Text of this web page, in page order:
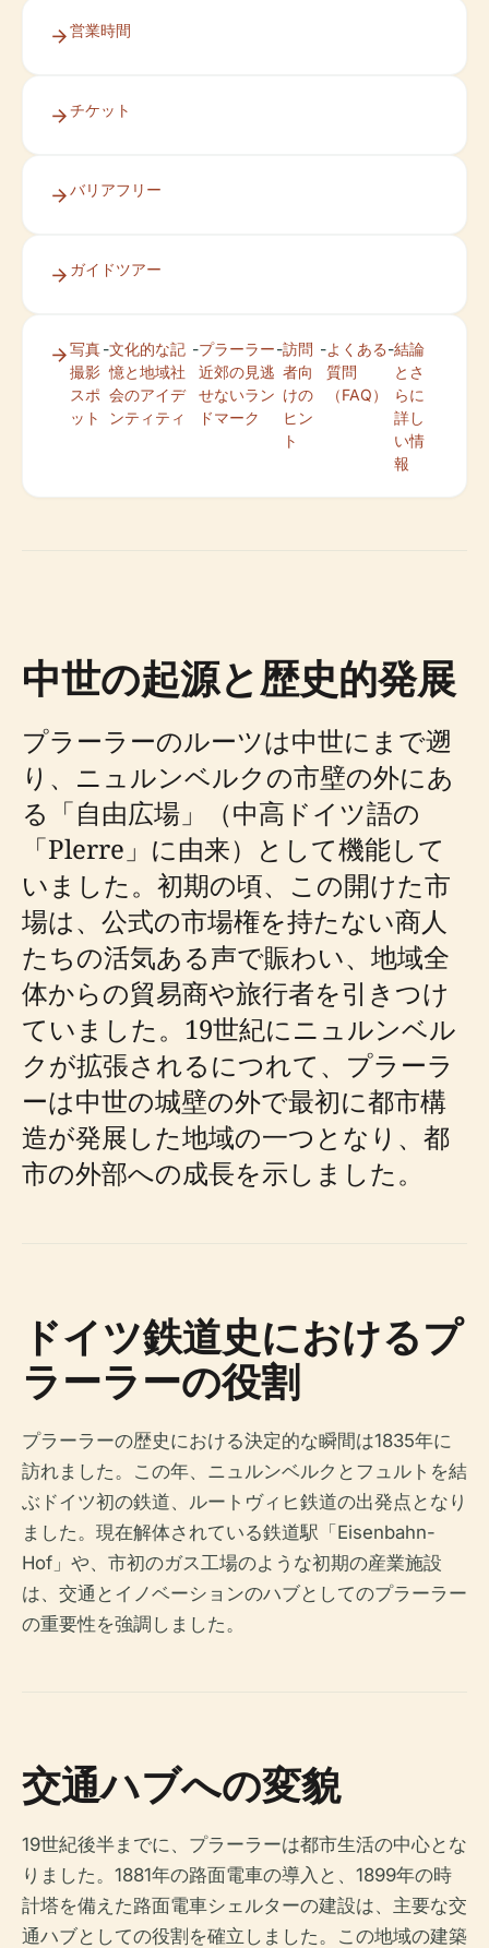
営業時間
チケット
バリアフリー
ガイドツアー
写真
撮影
スポ
ット
-文化的な記
憶と地域社
会のアイデ
ンティティ
-プラーラー
近郊の見逃
せないラン
ドマーク
-訪問
者向
けの
ヒン
ト
-よくある
質問
（FAQ）
-結論
とさ
らに
詳し
い情
報
中世の起源と歴史的発展
プラーラーのルーツは中世にまで遡
り、ニュルンベルクの市壁の外にあ
る「自由広場」（中高ドイツ語の
「Plerre」に由来）として機能して
いました。初期の頃、この開けた市
場は、公式の市場権を持たない商人
たちの活気ある声で賑わい、地域全
体からの貿易商や旅行者を引きつけ
ていました。19世紀にニュルンベル
クが拡張されるにつれて、プラーラ
ーは中世の城壁の外で最初に都市構
造が発展した地域の一つとなり、都
市の外部への成長を示しました。
ドイツ鉄道史におけるプ
ラーラーの役割
プラーラーの歴史における決定的な瞬間は1835年に
訪れました。この年、ニュルンベルクとフュルトを結
ぶドイツ初の鉄道、ルートヴィヒ鉄道の出発点となり
ました。現在解体されている鉄道駅「Eisenbahn-
Hof」や、市初のガス工場のような初期の産業施設
は、交通とイノベーションのハブとしてのプラーラー
の重要性を強調しました。
交通ハブへの変貌
19世紀後半までに、プラーラーは都市生活の中心とな
りました。1881年の路面電車の導入と、1899年の時
計塔を備えた路面電車シェルターの建設は、主要な交
通ハブとしての役割を確立しました。この地域の建築